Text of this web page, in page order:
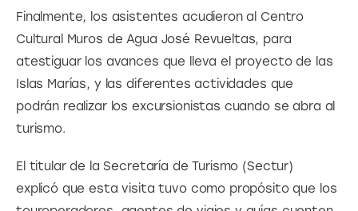
Finalmente, los asistentes acudieron al Centro
Cultural Muros de Agua José Revueltas, para
atestiguar los avances que lleva el proyecto de las
Islas Marías, y las diferentes actividades que
podrán realizar los excursionistas cuando se abra al
turismo.
El titular de la Secretaría de Turismo (Sectur)
explicó que esta visita tuvo como propósito que los